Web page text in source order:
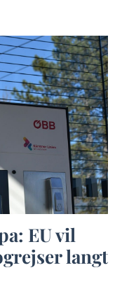
EU vil
langt